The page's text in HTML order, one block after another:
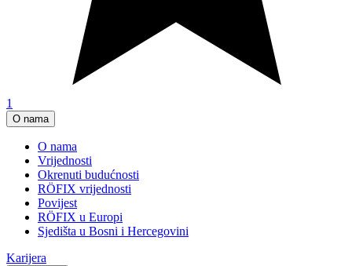
1
O nama
O nama
Vrijednosti
Okrenuti budućnosti
RÖFIX vrijednosti
Povijest
RÖFIX u Europi
Sjedišta u Bosni i Hercegovini
Karijera